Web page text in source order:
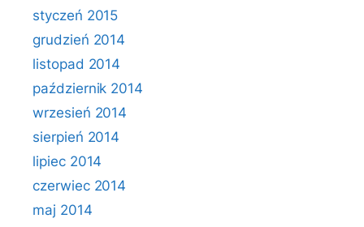
styczeń 2015
grudzień 2014
listopad 2014
październik 2014
wrzesień 2014
sierpień 2014
lipiec 2014
czerwiec 2014
maj 2014